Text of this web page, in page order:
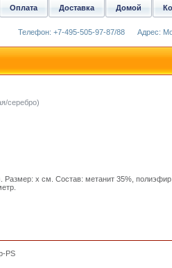
серебро)
x см. Состав: метанит 35%, полиэфир
PS
Домой
Доставка
Оплата
Телефон: +7-495-505-97-87/88 Адрес: